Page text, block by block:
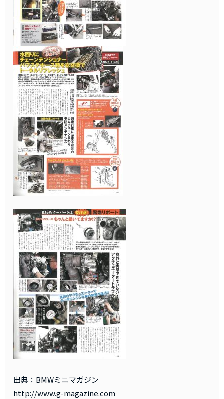
出典：BMWミニマガジン
http://www.g-magazine.com